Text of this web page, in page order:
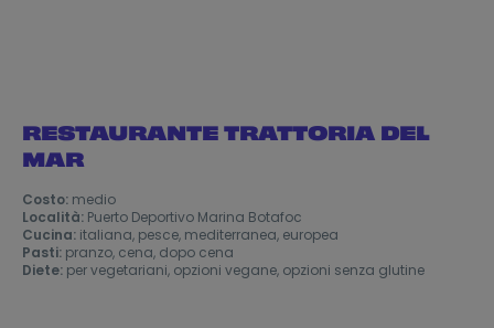
RESTAURANTE TRATTORIA DEL
MAR
Costo: medio
Località: Puerto Deportivo Marina Botafoc
Cucina: italiana, pesce, mediterranea, europea
Pasti: pranzo, cena, dopo cena
Diete: per vegetariani, opzioni vegane, opzioni senza glutine